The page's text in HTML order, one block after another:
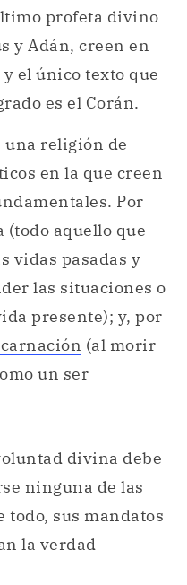
profeta divino
y Adán, creen en
el único texto que
es el Corán.
una religión de
en la que creen
Por
(todo aquello que
vidas pasadas y
las situaciones o
presente); y, por
(al morir
un ser
divina debe
ninguna de las
todo, sus mandatos
la verdad